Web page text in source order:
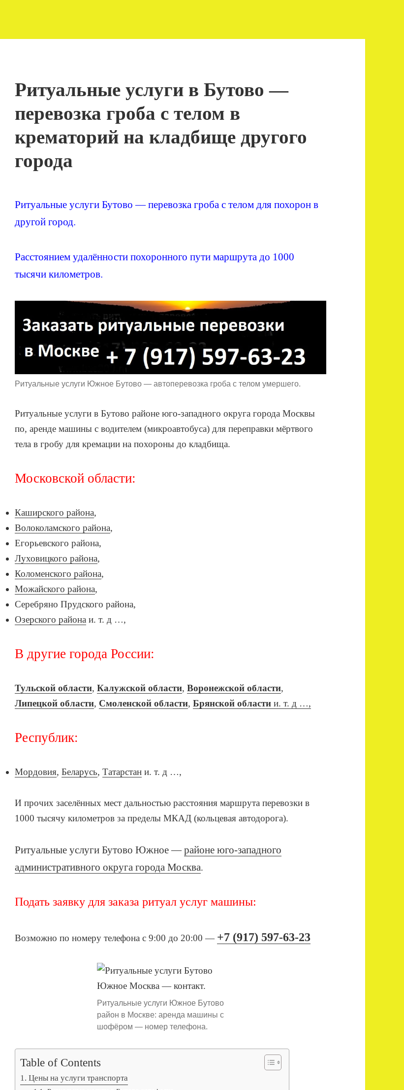
Ритуальные услуги в Бутово —
перевозка гроба с телом в
крематорий на кладбище другого
города
Ритуальные услуги Бутово — перевозка гроба с телом для похорон в
другой город.
Расстоянием удалённости похоронного пути маршрута до 1000
тысячи километров.
Ритуальные услуги Южное Бутово — автоперевозка гроба с телом умершего.
Ритуальные услуги в Бутово районе юго-западного округа города Москвы
по, аренде машины с водителем (микроавтобуса) для переправки мёртвого
тела в гробу для кремации на похороны до кладбища.
Московской области:
Каширского района,
Волоколамского района,
Егорьевского района,
Луховицкого района,
Коломенского района,
Можайского района,
Серебряно Прудского района,
Озерского района и. т. д …,
В другие города России:
Тульской области,Калужской области,Воронежской области,
Липецкой области, Смоленской области,Брянской области и. т. д …,
Республик:
Мордовия,Беларусь,Татарстан и. т. д …,
И прочих заселённых мест дальностью расстояния маршрута перевозки в
1000 тысячу километров за пределы МКАД (кольцевая автодорога).
Ритуальные услуги Бутово Южное —районе юго-западного
административного округа города Москва.
Подать заявку для заказа ритуал услуг машины:
Возможно по номеру телефона с 9:00 до 20:00 — +7 (917) 597-63-23
Ритуальные услуги Южное Бутово
район в Москве: аренда машины с
шофёром — номер телефона.
Table of Contents
Цены на услуги транспорта